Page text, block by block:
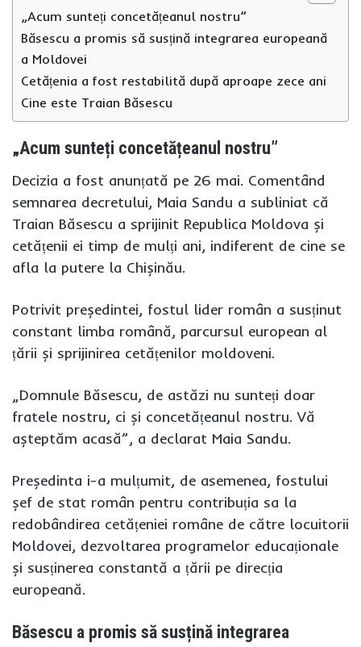
„Acum sunteți concetățeanul nostru”
Băsescu a promis să susțină integrarea europeană
a Moldovei
Cetățenia a fost restabilită după aproape zece ani
Cine este Traian Băsescu
„Acum sunteți concetățeanul nostru”
Decizia a fost anunțată pe 26 mai. Comentând
semnarea decretului, Maia Sandu a subliniat că
Traian Băsescu a sprijinit Republica Moldova și
cetățenii ei timp de mulți ani, indiferent de cine se
afla la putere la Chișinău.
Potrivit președintei, fostul lider român a susținut
constant limba română, parcursul european al
țării și sprijinirea cetățenilor moldoveni.
„Domnule Băsescu, de astăzi nu sunteți doar
fratele nostru, ci și concetățeanul nostru. Vă
așteptăm acasă”, a declarat Maia Sandu.
Președinta i-a mulțumit, de asemenea, fostului
șef de stat român pentru contribuția sa la
redobândirea cetățeniei române de către locuitorii
Moldovei, dezvoltarea programelor educaționale
și susținerea constantă a țării pe direcția
europeană.
Băsescu a promis să susțină integrarea